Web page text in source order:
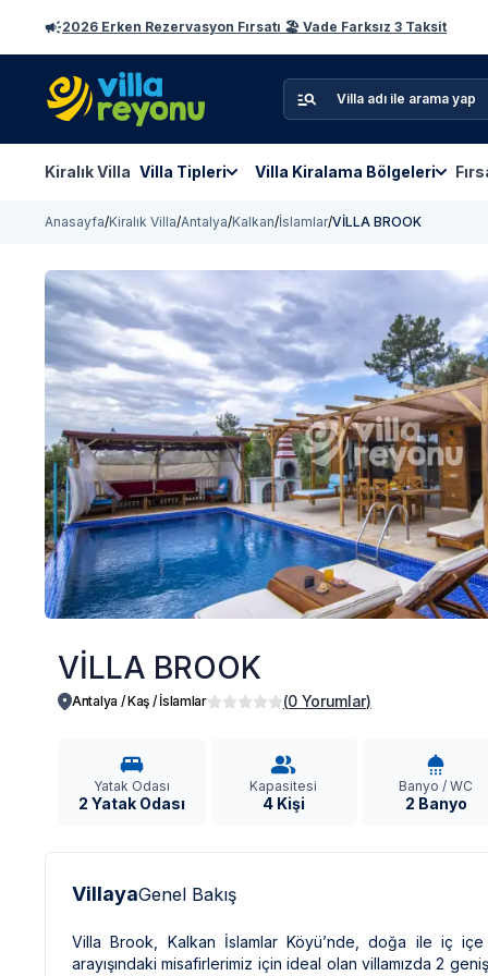
2026 Erken Rezervasyon Fırsatı 🏖️ Vade Farksız 3 Taksit
Kiralık Villa Villa Tipleri Villa Kiralama Bölgeleri
Anasayfa/Kiralık Villa/Antalya/Kalkan/İslamlar/VİLLA BROOK
VİLLA BROOK
Antalya / Kaş / İslamlar (0 Yorumlar)
Yatak Odası
2 Yatak Odası
Kapasitesi
4 Kişi
Banyo / WC
2 Banyo
VillayaGenel Bakış
Villa Brook, Kalkan İslamlar Köyü’nde, doğa ile iç
arayışındaki misafirlerimiz için ideal olan villamızda 2